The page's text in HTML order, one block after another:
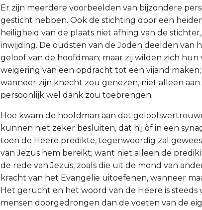
Er zijn meerdere voorbeelden van bijzondere
gesticht hebben. Ook de stichting door een
heiligheid van de plaats niet afhing van de
inwijding. De oudsten van de Joden deelden van
geloof van de hoofdman; maar zij wilden zich
weigering van een opdracht tot een vijand
wanneer zijn knecht zou genezen, niet alleen aan
persoonlijk wel dank zou toebrengen.
Hoe kwam de hoofdman aan dat
kunnen niet zeker besluiten, dat hij òf in een
toen de Heere predikte, tegenwoordig zal
van Jezus hem bereikt; want niet alleen de
de rede van Jezus, zoals die uit de mond van
kracht van het Evangelie uitoefenen, wanneer
Het gerucht en het woord van de Heere is
mensen doorgedrongen dan de voeten van de